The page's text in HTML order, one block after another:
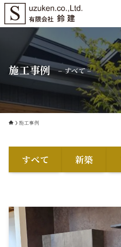
施工事例 – すべて –
施工事例
すべて 新築